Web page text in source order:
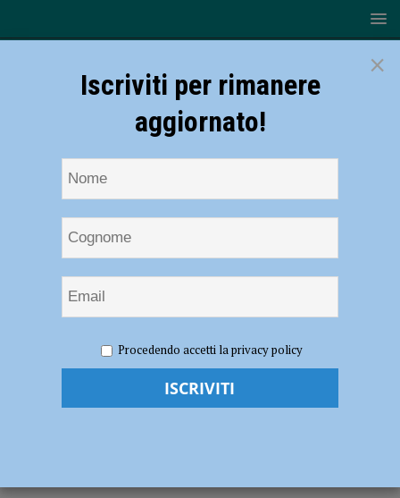
strada a Ponte Riglio, 36enne muore dopo una settimana in ospedale:
indagato il conducente
Auto fuori strada a Ponte Riglio, 36enne
×
Iscriviti per rimanere
aggiornato!
Procedendo accetti la privacy policy